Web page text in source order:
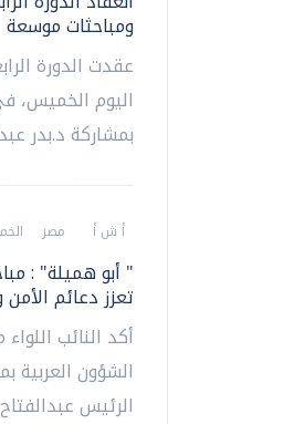
ومباحثات موسعة
عقدت الدورة
اليوم الخميس،
بمشاركة د.بدر
أ ش أ مصر الخميس، 06
" أبو هميلة" :
تعزز دعائم الأمن
أكد النائب
الشؤون العربية
الرئيس